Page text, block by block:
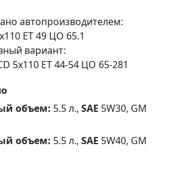
автопроизводителем:
ET 49 ЦО 65.1
вариант:
5x110 ET 44-54 ЦО 65-281
объем: 5.5 л., SAE 5W30, GM
объем: 5.5 л., SAE 5W40, GM